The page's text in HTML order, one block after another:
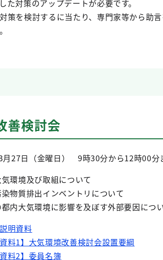
た対策のアップデートが必要です。
策を検討するに当たり、専門家等から助
善検討会
日（金曜日） 9時30分から12時00分
環境及び取組について
インベントリについて
に影響を及ぼす外部要因につ
明資料
資料1】大気環境改善検討会設置要綱
資料2】委員名簿